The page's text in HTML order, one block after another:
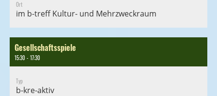
Ort
im b-treff Kultur- und Mehrzweckraum
Gesellschaftsspiele
15:30 - 17:30
Typ
b-kre-aktiv